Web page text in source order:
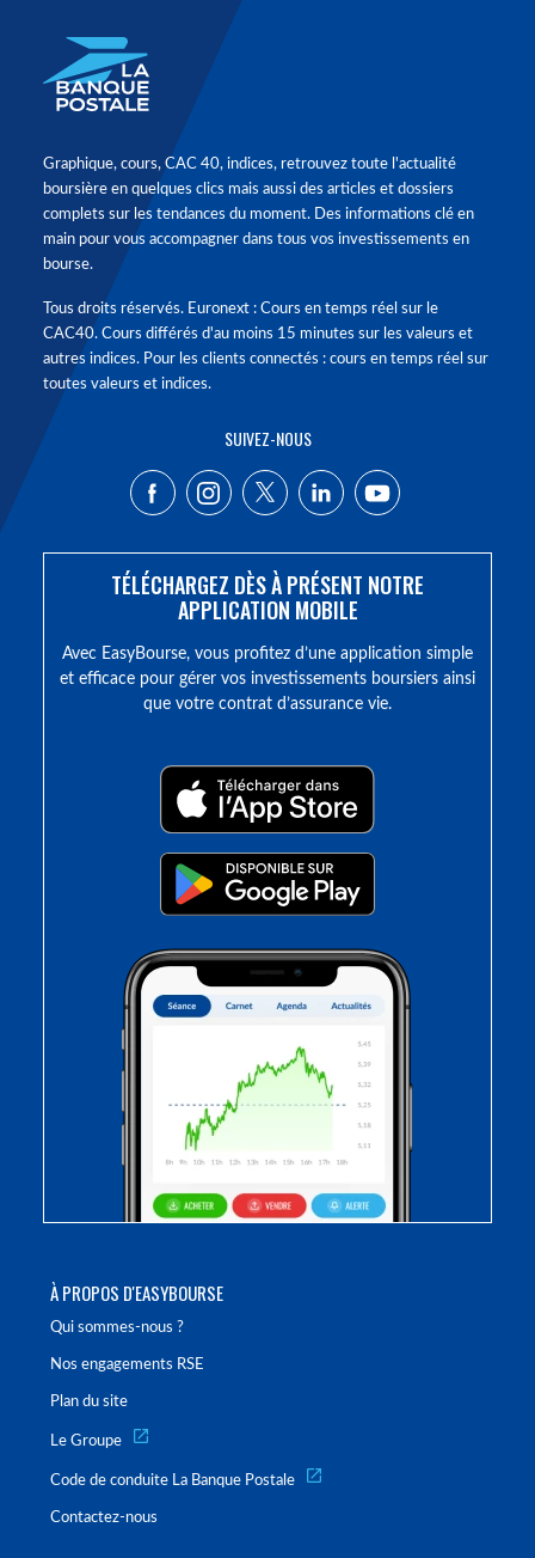
À PROPOS D'EASYBOURSE
Qui sommes-nous ?
Nos engagements RSE
Plan du site
Le Groupe
Code de conduite La Banque Postale
Contactez-nous
Graphique, cours, CAC 40, indices, retrouvez toute l'actualité
boursière en quelques clics mais aussi des articles et dossiers
complets sur les tendances du moment. Des informations clé en
main pour vous accompagner dans tous vos investissements en
bourse.
Tous droits réservés. Euronext : Cours en temps réel sur le
CAC40. Cours différés d'au moins 15 minutes sur les valeurs et
autres indices. Pour les clients connectés : cours en temps réel sur
toutes valeurs et indices.
SUIVEZ-NOUS
TÉLÉCHARGEZ DÈS À PRÉSENT NOTRE
APPLICATION MOBILE
Avec EasyBourse, vous profitez d’une application simple
et efficace pour gérer vos investissements boursiers ainsi
que votre contrat d’assurance vie.